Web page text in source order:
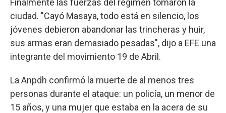
ciudad. "Cayó Masaya, todo está en silencio, los
jóvenes debieron abandonar las trincheras y huir,
sus armas eran demasiado pesadas", dijo a EFE una
integrante del movimiento 19 de Abril.
La Anpdh confirmó la muerte de al menos tres
personas durante el ataque: un policía, un menor de
15 años, y una mujer que estaba en la acera de su